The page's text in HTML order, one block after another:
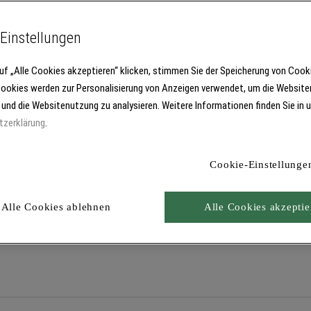
Bodenbeschichtungen im Systemaufbau mit Floortec 2K-
„Alle Cookies akzeptieren“ klicken, stimmen Sie der Speicherung von
werden zur Personalisierung von Anzeigen verwendet, um die
die Websitenutzung zu analysieren. Weitere Informationen finden Sie in
.
Cookie-
Alle Cookies ablehnen Alle Cookies